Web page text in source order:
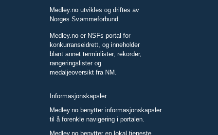
Medley.no utvikles og driftes av
Norges Svømmeforbund.
Medley.no er NSFs portal for
konkurranseidrett, og inneholder
blant annet terminlister, rekorder,
rangeringslister og
medaljeoversikt fra NM.
Informasjonskapsler
Medley.no benytter informasjonskapsler
til å forenkle navigering i portalen.
Medley.no benytter en lokal tjeneste